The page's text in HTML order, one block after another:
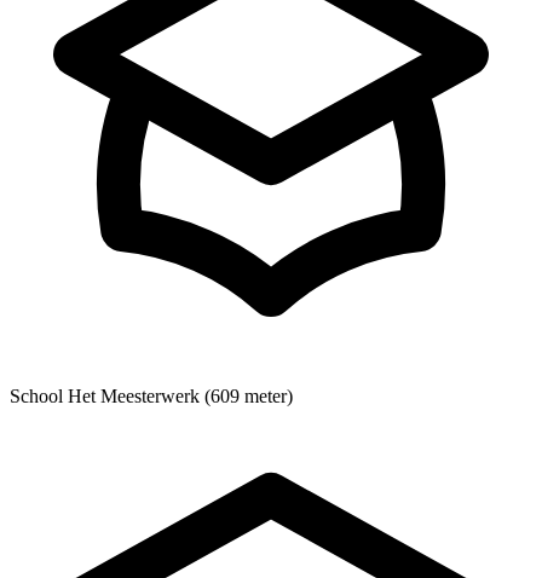
School Het Meesterwerk (609 meter)